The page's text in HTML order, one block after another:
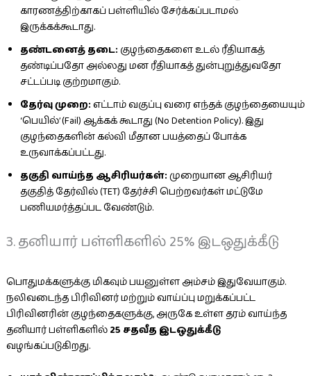
காரணத்திற்காகப் பள்ளியில் சேர்க்கப்படாமல்
இருக்கக்கூடாது.
தண்டனைத் தடை: குழந்தைகளை உடல் ரீதியாகத்
தண்டிப்பதோ அல்லது மன ரீதியாகத் துன்புறுத்துவதோ
சட்டப்படி குற்றமாகும்.
தேர்வு முறை:எட்டாம் வகுப்பு வரை எந்தக் குழந்தையையும்
‘பெயில்’ (Fail) ஆக்கக் கூடாது (No Detention Policy). இது
குழந்தைகளின் கல்வி மீதான பயத்தைப் போக்க
உருவாக்கப்பட்டது.
தகுதி வாய்ந்த ஆசிரியர்கள்:முறையான ஆசிரியர்
தகுதித் தேர்வில் (TET) தேர்ச்சி பெற்றவர்கள் மட்டுமே
பணியமர்த்தப்பட வேண்டும்.
3. தனியார் பள்ளிகளில் 25% இடஒதுக்கீடு
பொதுமக்களுக்கு மிகவும் பயனுள்ள அம்சம் இதுவேயாகும்.
நலிவடைந்த பிரிவினர் மற்றும் வாய்ப்பு மறுக்கப்பட்ட
பிரிவினரின் குழந்தைகளுக்கு, அருகே உள்ள தரம் வாய்ந்த
தனியார் பள்ளிகளில்25 சதவீத இடஒதுக்கீடு
வழங்கப்படுகிறது.